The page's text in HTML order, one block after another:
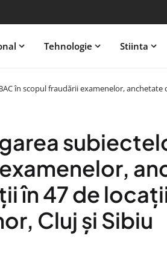
Tehnologie Stiinta
în scopul fraudării examenelor,
în 47 de
Cluj şi Sibiu